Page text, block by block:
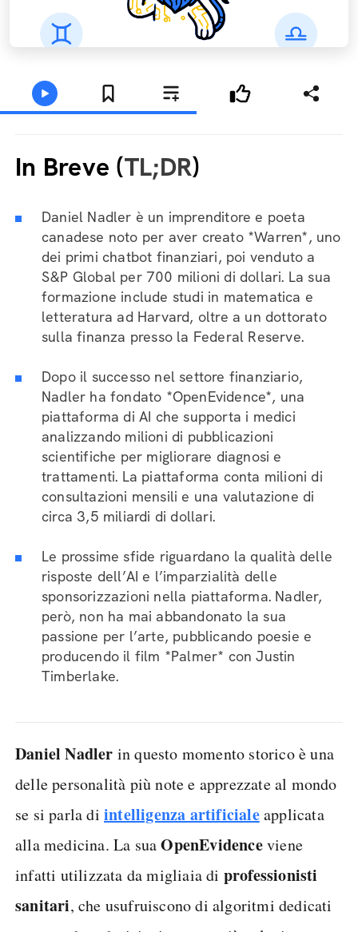
In Breve (TL;DR)
Daniel Nadler è un imprenditore e poeta
canadese noto per aver creato *Warren*, uno
dei primi chatbot finanziari, poi venduto a
S&P Global per 700 milioni di dollari. La sua
formazione include studi in matematica e
letteratura ad Harvard, oltre a un dottorato
sulla finanza presso la Federal Reserve.
Dopo il successo nel settore finanziario,
Nadler ha fondato *OpenEvidence*, una
piattaforma di AI che supporta i medici
analizzando milioni di pubblicazioni
scientifiche per migliorare diagnosi e
trattamenti. La piattaforma conta milioni di
consultazioni mensili e una valutazione di
circa 3,5 miliardi di dollari.
Le prossime sfide riguardano la qualità delle
risposte dell’AI e l’imparzialità delle
sponsorizzazioni nella piattaforma. Nadler,
però, non ha mai abbandonato la sua
passione per l’arte, pubblicando poesie e
producendo il film *Palmer* con Justin
Timberlake.
Daniel Nadler in questo momento storico è una
delle personalità più note e apprezzate al mondo
se si parla di intelligenza artificialeapplicata
alla medicina. La suaOpenEvidenceviene
infatti utilizzata da migliaia di professionisti
sanitari, che usufruiscono di algoritmi dedicati